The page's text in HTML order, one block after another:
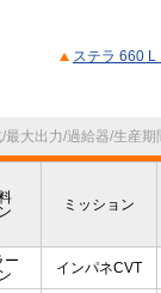
ステラ 660 L
最大出力/過給器/生産期
ミッション
ー
インパネCVT